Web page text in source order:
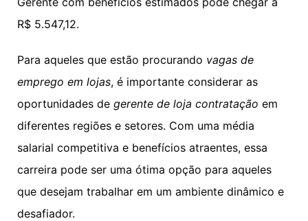
R$ 5.547,12.
Para aqueles que estão procurando vagas de
emprego em lojas, é importante considerar as
oportunidades de gerente de loja contratação em
diferentes regiões e setores. Com uma média
salarial competitiva e benefícios atraentes, essa
carreira pode ser uma ótima opção para aqueles
que desejam trabalhar em um ambiente dinâmico e
desafiador.